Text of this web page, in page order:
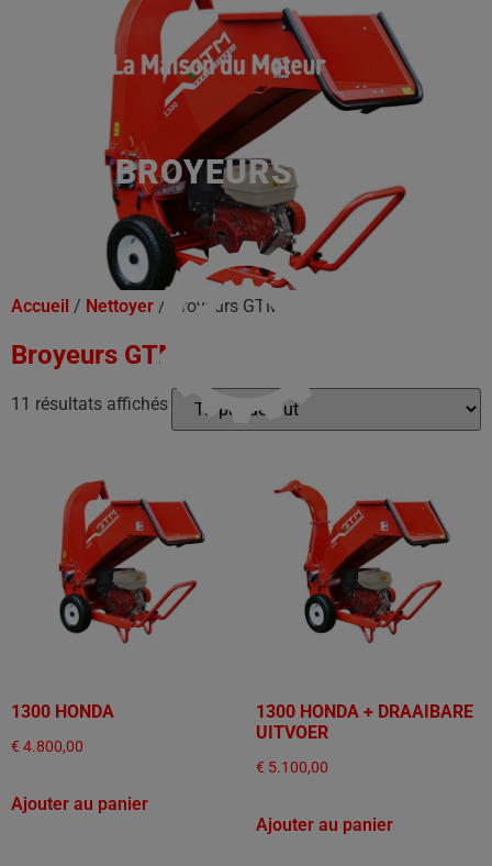
BROYEURS GTM
Accueil / Nettoyer / Broyeurs GTM
Broyeurs GTM
11 résultats affichés
1300 HONDA
€ 4.800,00
Ajouter au panier
1300 HONDA + DRAAIBARE
UITVOER
€ 5.100,00
Ajouter au panier